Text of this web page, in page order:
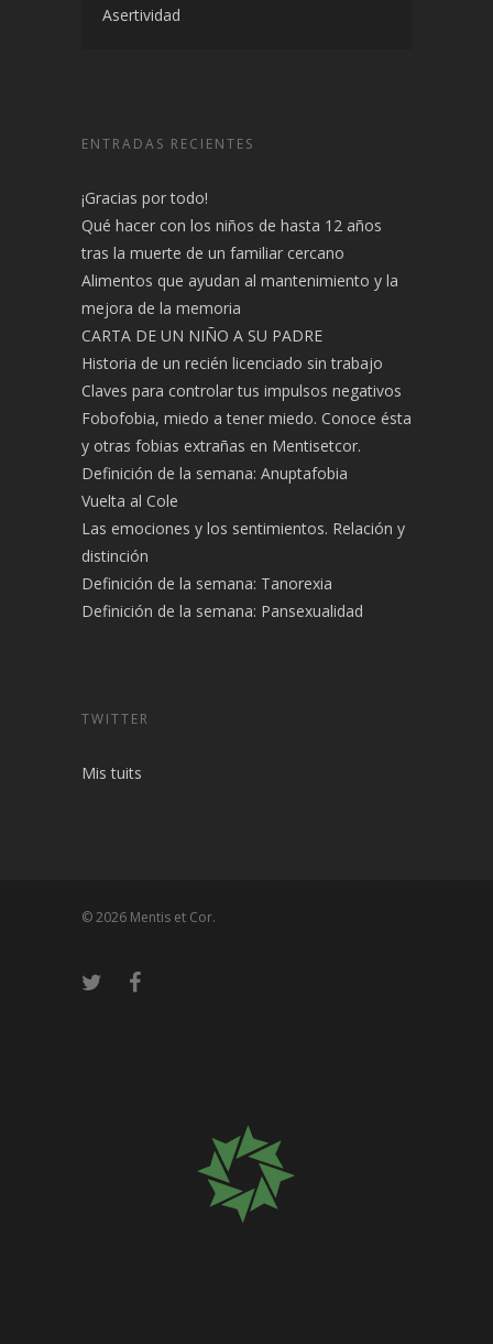
Asertividad
ENTRADAS RECIENTES
¡Gracias por todo!
Qué hacer con los niños de hasta 12 años
tras la muerte de un familiar cercano
Alimentos que ayudan al mantenimiento y la
mejora de la memoria
CARTA DE UN NIÑO A SU PADRE
Historia de un recién licenciado sin trabajo
Claves para controlar tus impulsos negativos
Fobofobia, miedo a tener miedo. Conoce ésta
y otras fobias extrañas en Mentisetcor.
Definición de la semana: Anuptafobia
Vuelta al Cole
Las emociones y los sentimientos. Relación y
distinción
Definición de la semana: Tanorexia
Definición de la semana: Pansexualidad
TWITTER
Mis tuits
© 2026 Mentis et Cor.